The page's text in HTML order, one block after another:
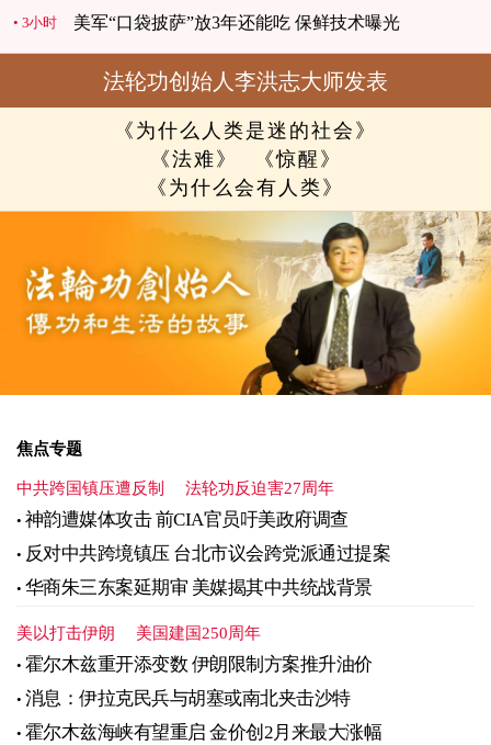
3小时 美军“口袋披萨”放3年还能吃 保鲜技术曝光
法轮功创始人李洪志大师发表
《为什么人类是迷的社会》
《法难》
《惊醒》
《为什么会有人类》
焦点专题
中共跨国镇压遭反制 法轮功反迫害27周年
神韵遭媒体攻击 前CIA官员吁美政府调查
反对中共跨境镇压 台北市议会跨党派通过提案
华商朱三东案延期审 美媒揭其中共统战背景
美以打击伊朗 美国建国250周年
霍尔木兹重开添变数 伊朗限制方案推升油价
消息：伊拉克民兵与胡塞或南北夹击沙特
霍尔木兹海峡有望重启 金价创2月来最大涨幅